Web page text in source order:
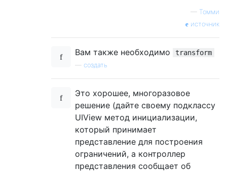
— Томми
источник
Вам также необходимо transform
создать
Это хорошее, многоразовое
решение (дайте своему подклассу
UIView метод инициализации,
который принимает
представление для построения
ограничений, а контроллер
представления сообщает об